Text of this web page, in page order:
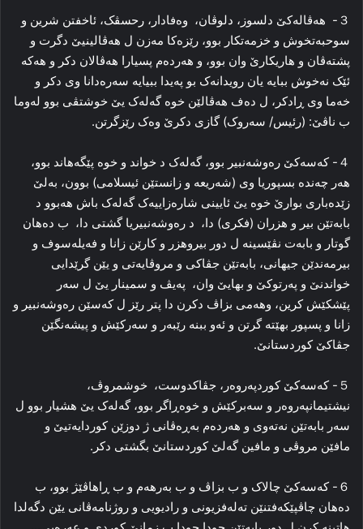
３- هەڤالەکێ دلسوز، دلوڤان، وەفادار، رحسڤک، ئاخفتن شرین و
سوحبەتخوش و خزمەتکار بوو، رێزەکا مەزن ل هەڤالینیێ دگرت و
پشتەڤان و هاریکارێ وان بوو، و هەردەم پسیارا هەڤالان دکر و هەکە
ئێک نەخوش ببایە یان رویدانەک بو پەیدا ببیایە سەرەدانا وی دکر و
خەما وی ڕادکر، ل دەف هەڤالێن خوە گەلەک یێ خوشتڤی بوو لەوما
ب ناڤێ: (رئیس/ سەروک) گازی دکرێ وەک رێزگرتن.
４- کەسەکێ رەوشەنبیر بوو، گەلەک د خواند و خوە پێگەهاند بوو،
هەر چەندە بسپوریا وی (شەریعە و زانستێن ئیسلامی) بوون، بەلێ
زێدەباری بوارێ خوە یێ ئایینی شارەزاییەک گەلەک باش هەبوو د
بابەتێن بیر و هزران (فکری) دا، د رەوشەنبیریا گشتی دا، ب دەهان
گوتار و بابەت نڤێسینە ل دور بیروهزر و کارێن زانا و فەیلەسوف و
بیرمەندێن جیهانی، بابەتێن جڤاکی و مروڤایەتی و یێن گرێدایی
خواندنێ و پەرتوکێ و بهایێ وان، پەیڤ و سمینار یێ ل سەر
پێشکێش کرین، وهەمی بزاڤ دکرن دا پتر رێز ل کەسێن رەوشەنبیر و
زانا و پسپور بهێتە گرتن و ئەو ببنە رێبەر و سەرکێش و پیشەنگێن
جڤاکێ کوردستانێ.
５- کەسەکێ کوردپەروەر، جڤاکدوست، خوشمروڤ،
نیشتیمانپەروەر و سەبرکێش و خوەڕاگر بوو، گەلەک یێ هشیار بوو ل
سەر بابەتێن نەتەوی و هەردەم بەڕەڤانی ژ دوزێن کوردایەتیێ و
مافێن مروڤی و مافین گەلێ کوردستانێ بگشتی دکر.
６- کەسەکێ چالاک و ب بزاڤ و ب بەرهەم و ب ڕاهاڤێژ بوو، ب
دەهان چاڤپێکەفتنێن تەلەفزیونی و رادیویی و روژنامەڤانی یێن دگەلدا